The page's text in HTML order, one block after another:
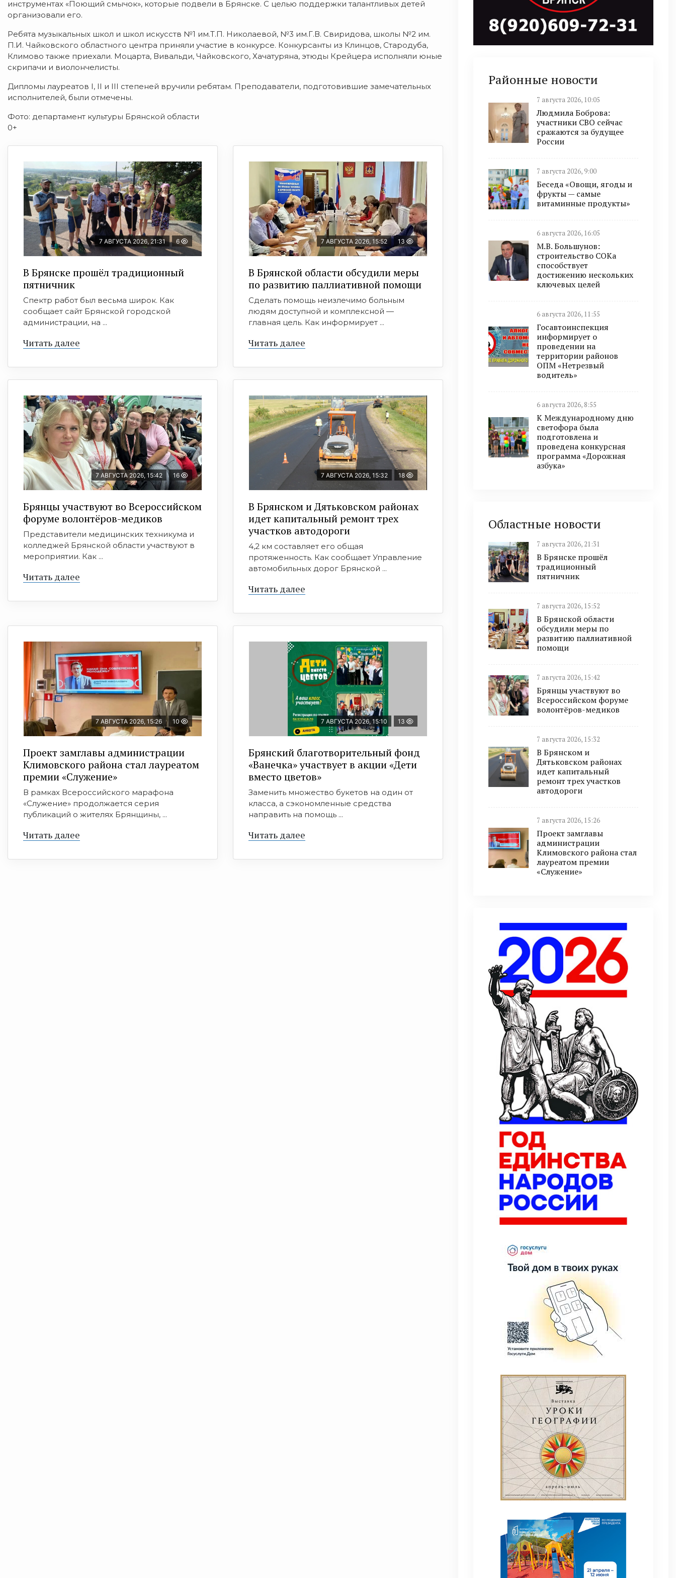
инструментах «Поющий смычок», которые подвели в Брянске. С целью поддержки талантливых детей
организовали его.
Ребята музыкальных школ и школ искусств №1 им.Т.П. Николаевой, №3 им.Г.В. Свиридова, школы №2 им.
П.И. Чайковского областного центра приняли участие в конкурсе. Конкурсанты из Клинцов, Стародуба,
Климово также приехали. Моцарта, Вивальди, Чайковского, Хачатуряна, этюды Крейцера исполняли юные
скрипачи и виолончелисты.
Дипломы лауреатов I, II и III степеней вручили ребятам. Преподаватели, подготовившие замечательных
исполнителей, были отмечены.
Фото: департамент культуры Брянской области
0+
7 АВГУСТА 2026, 21:31 6
В Брянске прошёл традиционный
пятничник
Спектр работ был весьма широк. Как
сообщает сайт Брянской городской
администрации, на ...
Читать далее
7 АВГУСТА 2026, 15:52 13
В Брянской области обсудили меры
по развитию паллиативной помощи
Сделать помощь неизлечимо больным
людям доступной и комплексной —
главная цель. Как информирует ...
Читать далее
7 АВГУСТА 2026, 15:42 16
Брянцы участвуют во Всероссийском
форуме волонтёров-медиков
Представители медицинских техникума и
колледжей Брянской области участвуют в
мероприятии. Как ...
Читать далее
7 АВГУСТА 2026, 15:32 18
В Брянском и Дятьковском районах
идет капитальный ремонт трех
участков автодороги
4,2 км составляет его общая
протяженность. Как сообщает Управление
автомобильных дорог Брянской ...
Читать далее
7 АВГУСТА 2026, 15:26 10
Проект замглавы администрации
Климовского района стал лауреатом
премии «Служение»
В рамках Всероссийского марафона
«Служение» продолжается серия
публикаций о жителях Брянщины, ...
Читать далее
7 АВГУСТА 2026, 15:10 13
Брянский благотворительный фонд
«Ванечка» участвует в акции «Дети
вместо цветов»
Заменить множество букетов на один от
класса, а сэкономленные средства
направить на помощь ...
Читать далее
Районные новости
7 августа 2026, 10:05
Людмила Боброва:
участники СВО сейчас
сражаются за будущее
России
7 августа 2026, 9:00
Беседа «Овощи, ягоды и
фрукты — самые
витаминные продукты»
6 августа 2026, 16:05
М.В. Большунов:
строительство СОКа
способствует
достижению нескольких
ключевых целей
6 августа 2026, 11:55
Госавтоинспекция
информирует о
проведении на
территории районов
ОПМ «Нетрезвый
водитель»
6 августа 2026, 8:55
К Международному дню
светофора была
подготовлена и
проведена конкурсная
программа «Дорожная
азбука»
Областные новости
7 августа 2026, 21:31
В Брянске прошёл
традиционный
пятничник
7 августа 2026, 15:52
В Брянской области
обсудили меры по
развитию паллиативной
помощи
7 августа 2026, 15:42
Брянцы участвуют во
Всероссийском форуме
волонтёров-медиков
7 августа 2026, 15:32
В Брянском и
Дятьковском районах
идет капитальный
ремонт трех участков
автодороги
7 августа 2026, 15:26
Проект замглавы
администрации
Климовского района стал
лауреатом премии
«Служение»